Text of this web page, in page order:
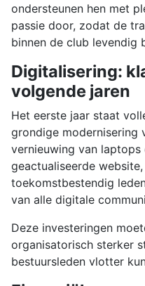
ondersteunen hen met
passie door, zodat de
binnen de club levendig
Digitalisering:
volgende jaren
Het eerste jaar staat
grondige modernisering
vernieuwing van laptops
geactualiseerde
toekomstbestendig
van alle digitale
Deze investeringen
organisatorisch sterker
bestuursleden vlotter